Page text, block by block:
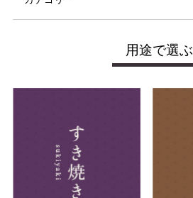
用途で選ぶ